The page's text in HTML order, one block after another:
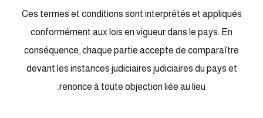
Ces termes et conditions sont interprétés et appliqués
conformément aux lois en vigueur dans le pays. En
conséquence, chaque partie accepte de comparaître
devant les instances judiciaires judiciaires du pays et
renonce à toute objection liée au lieu.